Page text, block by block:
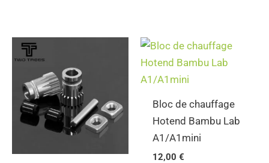
Bloc de chauffage
Hotend Bambu Lab
A1/A1mini
12,00€